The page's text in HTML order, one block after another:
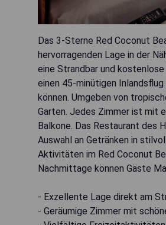
Das 3-Sterne Red Coconut
hervorragenden Lage in der
eine Strandbar und
einen 45-minütigen
können. Umgeben von
Garten. Jedes Zimmer ist mit
Balkone. Das Restaurant des
Auswahl an Getränken in
Aktivitäten im Red Coconut
Nachmittage können Gäste
- Exzellente Lage direkt am
- Geräumige Zimmer mit